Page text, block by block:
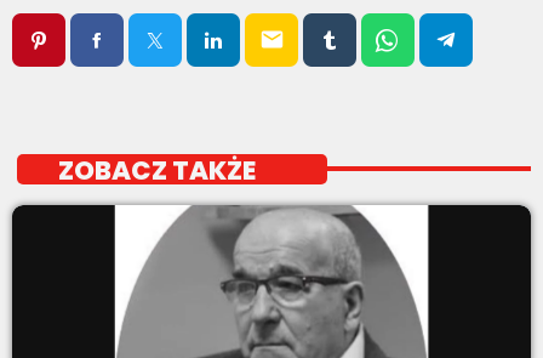
email
ZOBACZ TAKŻE